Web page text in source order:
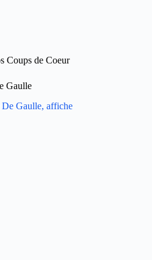
Coups de Coeur
Gaulle